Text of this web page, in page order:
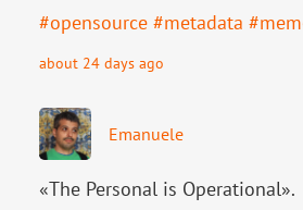
#opensource #metadata #
about 24 days ago
Emanuele
«The Personal is Operational».